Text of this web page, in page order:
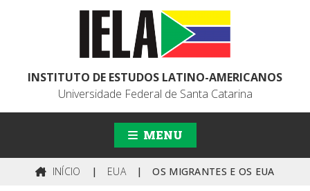
INSTITUTO DE ESTUDOS LATINO-AMERICANOS
Universidade Federal de Santa Catarina
MENU
INÍCIO | EUA | OS MIGRANTES E OS EUA